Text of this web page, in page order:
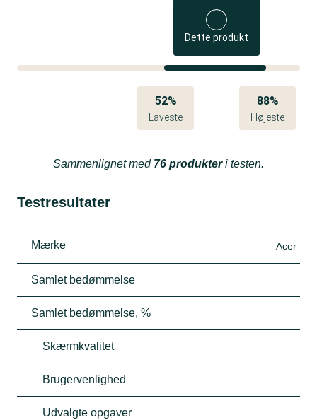
Dette produkt
52%
Laveste
88%
Højeste
Sammenlignet med 76 produkteri testen.
Testresultater
Mærke Acer
Samlet bedømmelse
Samlet bedømmelse, %
Skærmkvalitet
Brugervenlighed
Udvalgte opgaver